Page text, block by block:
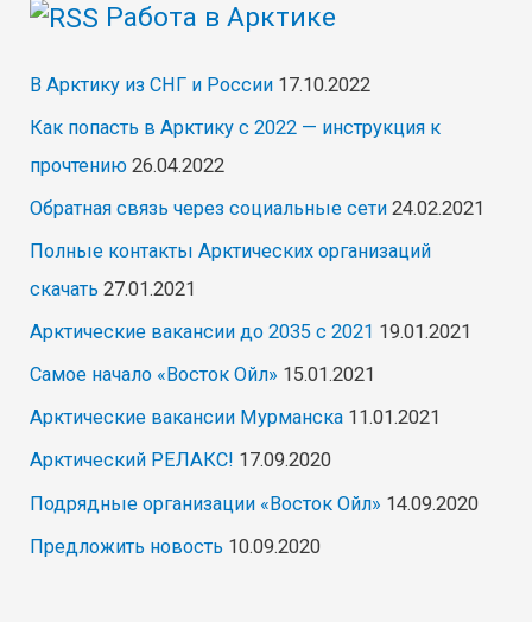
Работа в Арктике
В Арктику из СНГ и России 17.10.2022
Как попасть в Арктику с 2022 — инструкция к
прочтению 26.04.2022
Обратная связь через социальные сети 24.02.2021
Полные контакты Арктических организаций
скачать 27.01.2021
Арктические вакансии до 2035 с 2021 19.01.2021
Самое начало «Восток Ойл» 15.01.2021
Арктические вакансии Мурманска 11.01.2021
Арктический РЕЛАКС! 17.09.2020
Подрядные организации «Восток Ойл» 14.09.2020
Предложить новость 10.09.2020